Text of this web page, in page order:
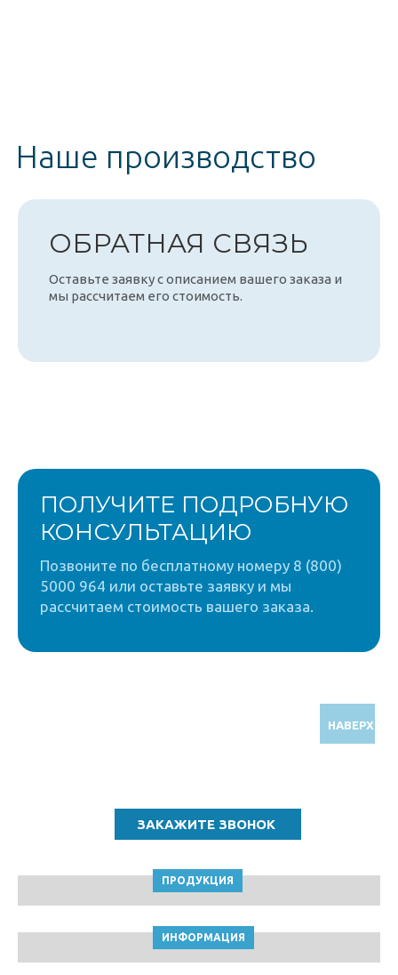
Наше производство
ОБРАТНАЯ СВЯЗЬ
Оставьте заявку с описанием вашего заказа и
мы рассчитаем его стоимость.
ПОЛУЧИТЕ ПОДРОБНУЮ
КОНСУЛЬТАЦИЮ
Позвоните по бесплатному номеру 8 (800)
5000 964 или оставьте заявку и мы
рассчитаем стоимость вашего заказа.
НАВЕРХ
ПРОДУКЦИЯ
ИНФОРМАЦИЯ